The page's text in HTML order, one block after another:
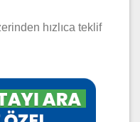
hızlıca teklif